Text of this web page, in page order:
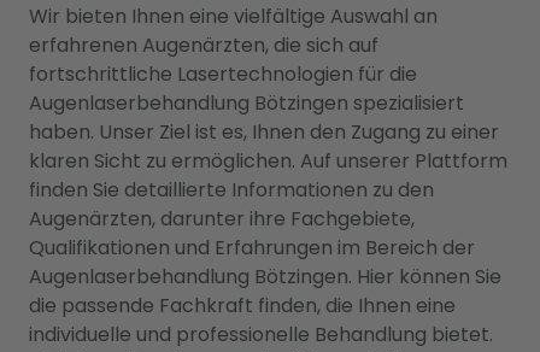
Wir bieten Ihnen eine vielfältige Auswahl an
erfahrenen Augenärzten, die sich auf
fortschrittliche Lasertechnologien für die
Augenlaserbehandlung Bötzingen spezialisiert
haben. Unser Ziel ist es, Ihnen den Zugang zu einer
klaren Sicht zu ermöglichen. Auf unserer Plattform
finden Sie detaillierte Informationen zu den
Augenärzten, darunter ihre Fachgebiete,
Qualifikationen und Erfahrungen im Bereich der
Augenlaserbehandlung Bötzingen. Hier können Sie
die passende Fachkraft finden, die Ihnen eine
individuelle und professionelle Behandlung bietet.